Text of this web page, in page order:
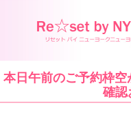
本日午前のご予約枠
確認